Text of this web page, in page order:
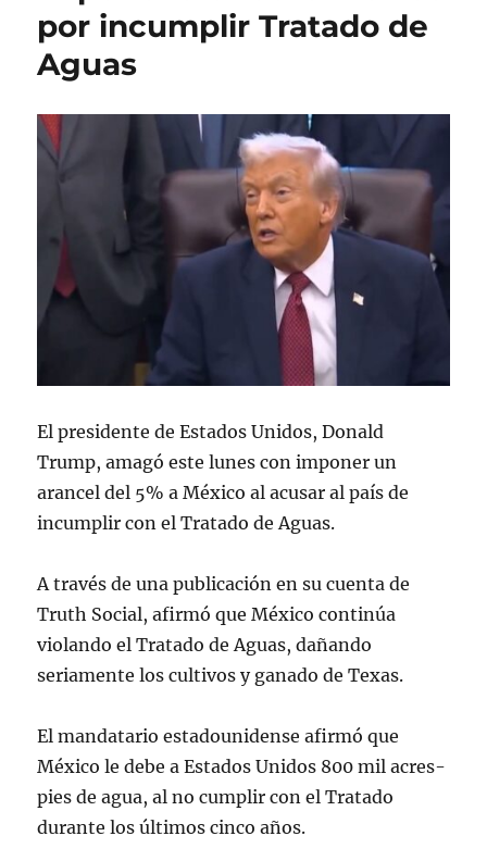
o
e
a
s
a
s
por incumplir Tratado de
Aguas
El presidente de Estados Unidos, Donald
Trump, amagó este lunes con imponer un
arancel del 5% a México al acusar al país de
incumplir con el Tratado de Aguas.
A través de una publicación en su cuenta de
Truth Social, afirmó que México continúa
violando el Tratado de Aguas, dañando
seriamente los cultivos y ganado de Texas.
El mandatario estadounidense afirmó que
México le debe a Estados Unidos 800 mil acres-
pies de agua, al no cumplir con el Tratado
durante los últimos cinco años.